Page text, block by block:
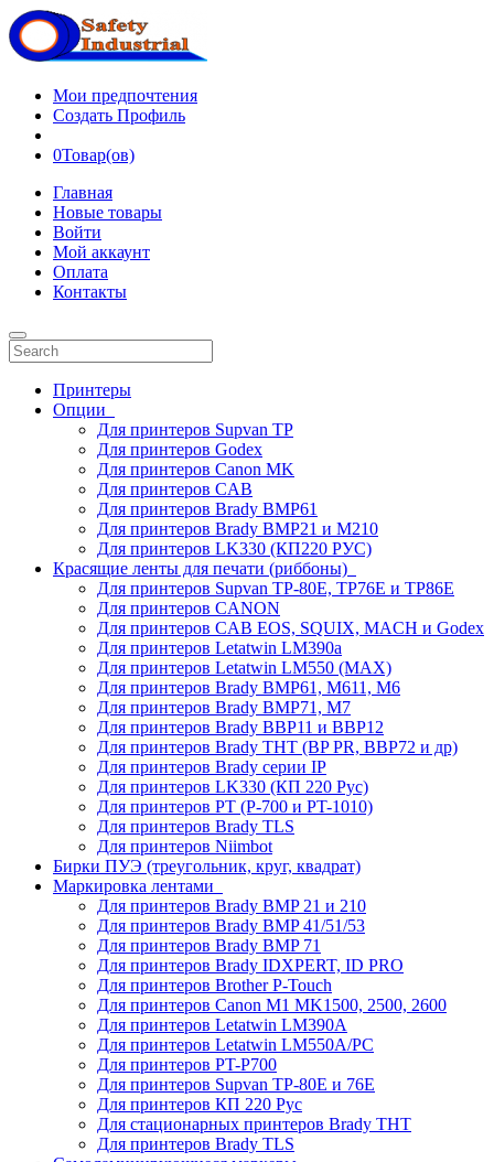
Мои предпочтения
Создать Профиль
0Товар(ов)
Главная
Новые товары
Войти
Мой аккаунт
Оплата
Контакты
Принтеры
Опции
Для принтеров Supvan TP
Для принтеров Godex
Для принтеров Canon MK
Для принтеров CAB
Для принтеров Brady BMP61
Для принтеров Brady BMP21 и M210
Для принтеров LK330 (КП220 РУС)
Красящие ленты для печати (риббоны)
Для принтеров Supvan TP-80E, TP76E и TP86E
Для принтеров CANON
Для принтеров CAB EOS, SQUIX, MACH и Godex
Для принтеров Letatwin LM390a
Для принтеров Letatwin LM550 (MAX)
Для принтеров Brady BMP61, M611, M6
Для принтеров Brady BMP71, M7
Для принтеров Brady BBP11 и BBP12
Для принтеров Brady THT (BP PR, BBP72 и др)
Для принтеров Brady серии IP
Для принтеров LK330 (КП 220 Рус)
Для принтеров PT (P-700 и PT-1010)
Для принтеров Brady TLS
Для принтеров Niimbot
Бирки ПУЭ (треугольник, круг, квадрат)
Маркировка лентами
Для принтеров Brady BMP 21 и 210
Для принтеров Brady BMP 41/51/53
Для принтеров Brady BMP 71
Для принтеров Brady IDXPERT, ID PRO
Для принтеров Brother P-Touch
Для принтеров Canon M1 MK1500, 2500, 2600
Для принтеров Letatwin LM390A
Для принтеров Letatwin LM550A/PC
Для принтеров PT-P700
Для принтеров Supvan TP-80E и 76E
Для принтеров КП 220 Рус
Для стационарных принтеров Brady THT
Для принтеров Brady TLS